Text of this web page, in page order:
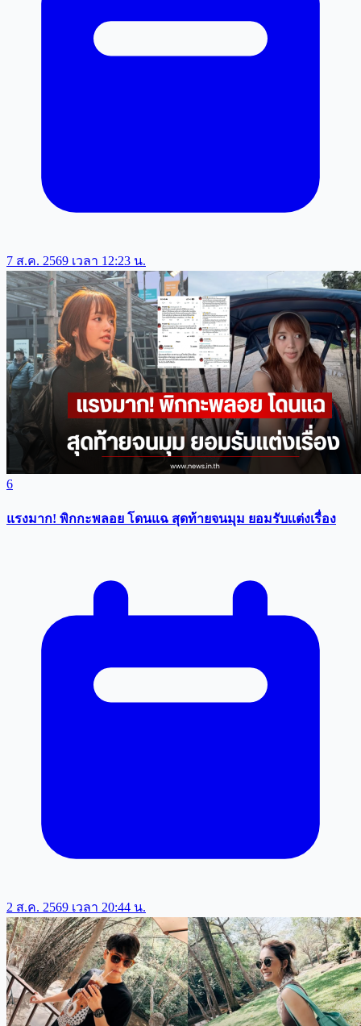
7 ส.ค. 2569 เวลา 12:23 น.
6
แรงมาก! พิกกะพลอย โดนแฉ สุดท้ายจนมุม ยอมรับเเต่งเรื่อง
2 ส.ค. 2569 เวลา 20:44 น.